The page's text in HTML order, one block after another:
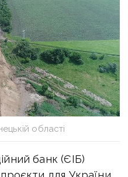
області
банк (ЄІБ)